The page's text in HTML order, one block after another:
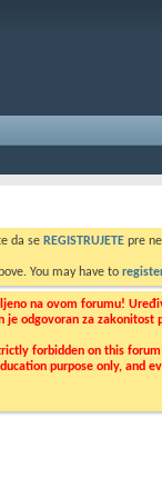
da se REGISTRUJETE pre
You may have to
na ovom forumu!
odgovoran za zakonitost
forbidden on this
purpose only, and